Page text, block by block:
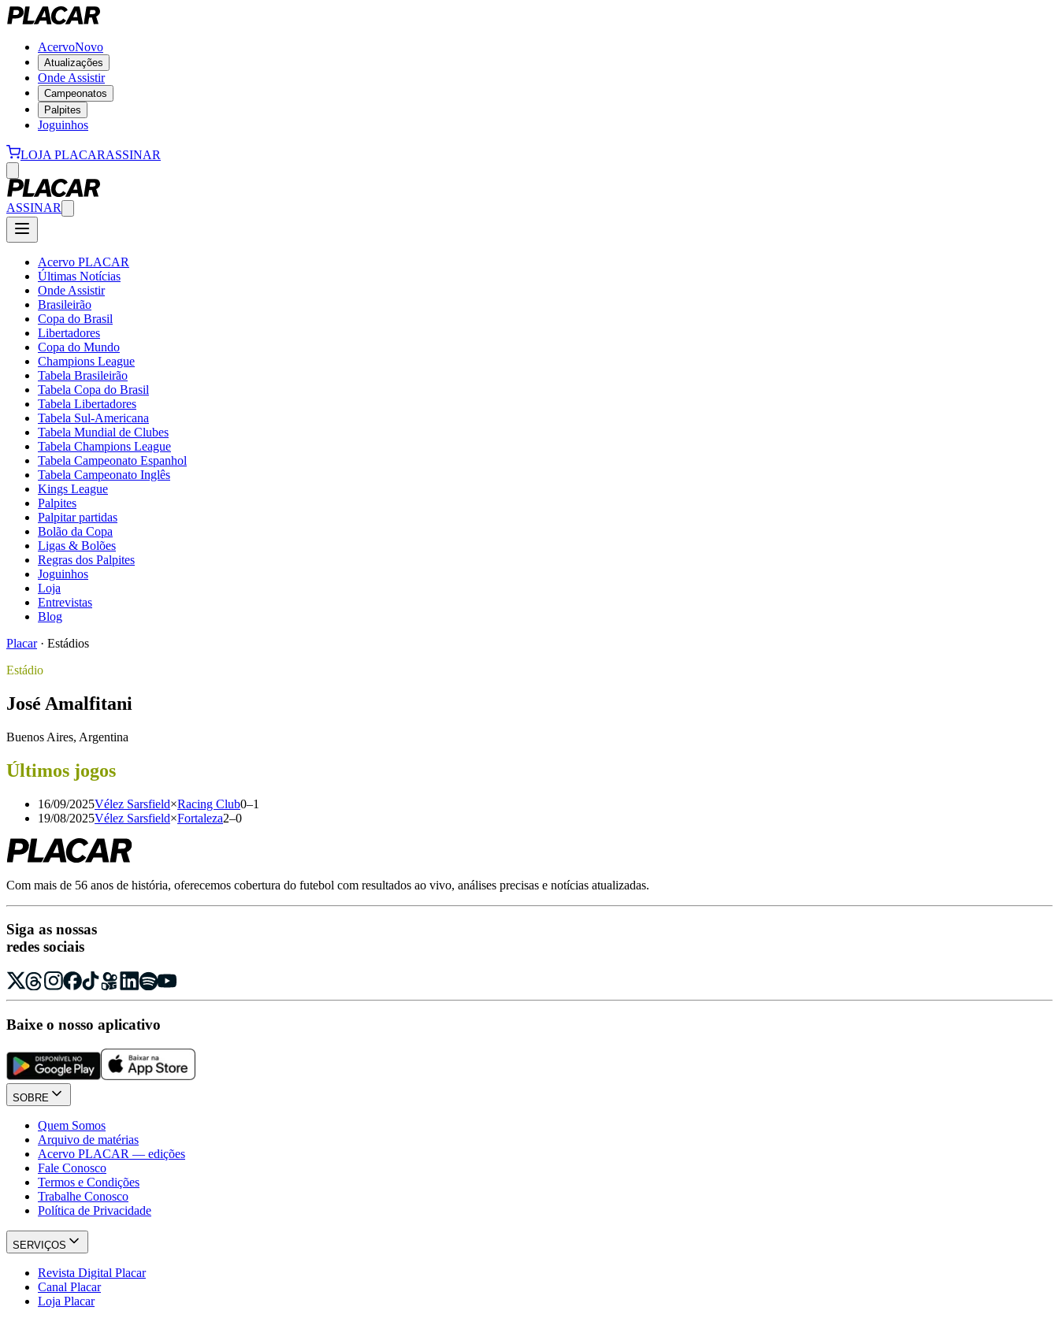
AcervoNovo
Atualizações
Onde Assistir
Campeonatos
Palpites
Joguinhos
LOJA PLACARASSINAR
ASSINAR
Acervo PLACAR
Últimas Notícias
Onde Assistir
Brasileirão
Copa do Brasil
Libertadores
Copa do Mundo
Champions League
Tabela Brasileirão
Tabela Copa do Brasil
Tabela Libertadores
Tabela Sul-Americana
Tabela Mundial de Clubes
Tabela Champions League
Tabela Campeonato Espanhol
Tabela Campeonato Inglês
Kings League
Palpites
Palpitar partidas
Bolão da Copa
Ligas & Bolões
Regras dos Palpites
Joguinhos
Loja
Entrevistas
Blog
Placar · Estádios
Estádio
José Amalfitani
Buenos Aires, Argentina
Últimos jogos
16/09/2025Vélez Sarsfield×Racing Club0–1
19/08/2025Vélez Sarsfield×Fortaleza2–0
Com mais de 56 anos de história, oferecemos cobertura do futebol com resultados ao vivo, análises precisas e notícias atualizadas.
Siga as nossas
redes sociais
Baixe o nosso aplicativo
SOBRE
Quem Somos
Arquivo de matérias
Acervo PLACAR — edições
Fale Conosco
Termos e Condições
Trabalhe Conosco
Política de Privacidade
SERVIÇOS
Revista Digital Placar
Canal Placar
Loja Placar